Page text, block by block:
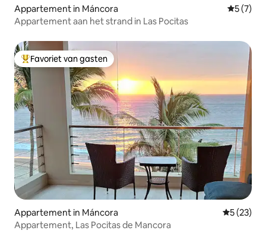
Appartement in Máncora
5 (7)
Appartement aan het strand in Las Pocitas
Topfavoriet van gasten
Favoriet van gasten
Appartement in Máncora
5 (23)
Appartement, Las Pocitas de Mancora